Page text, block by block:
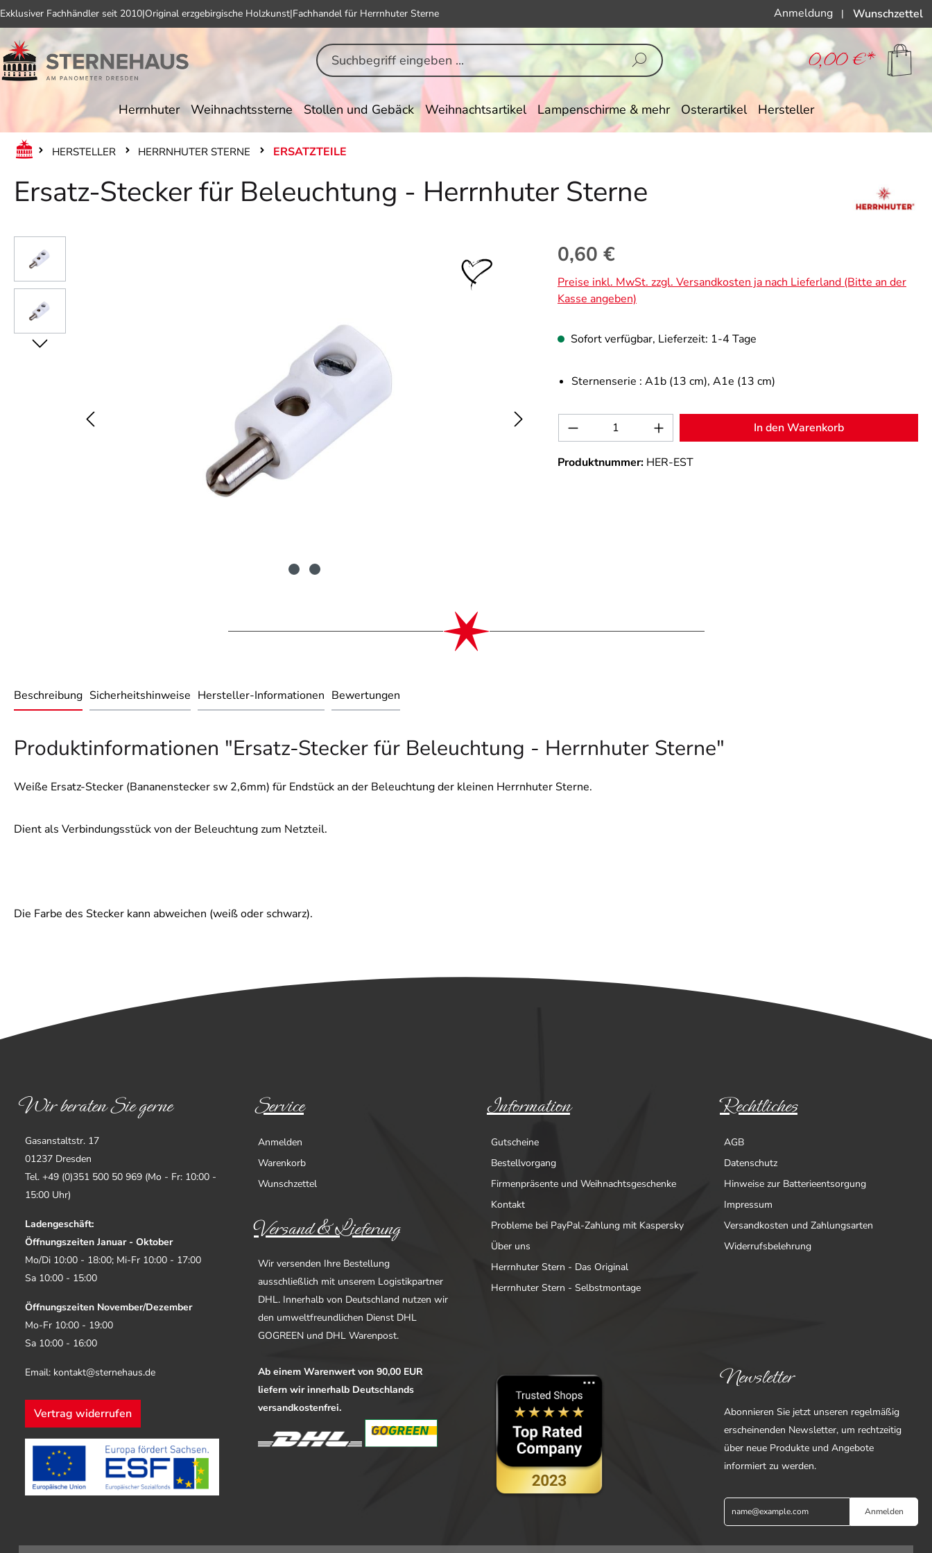
Hauptinhalt springen
Zur Suche springen
Zur Hauptnavigation springen
Exklusiver Fachhändler seit 2010|Original erzgebirgische Holzkunst|Fachhandel für Herrnhuter Sterne Anmeldung | Wunschzettel
0,00 €*
Herrnhuter Weihnachtssterne Stollen und Gebäck Weihnachtsartikel Lampenschirme & mehr Osterartikel Hersteller
HERSTELLER HERRNHUTER STERNE ERSATZTEILE
Ersatz-Stecker für Beleuchtung - Herrnhuter Sterne
Regulärer Preis:
0,60 €
Preise inkl. MwSt. zzgl. Versandkosten ja nach Lieferland (Bitte an der
Kasse angeben)
Sofort verfügbar, Lieferzeit: 1-4 Tage
Sternenserie : A1b (13 cm), A1e (13 cm)
Produkt Anzahl: Gib den gewünschten Wert ein
In den Warenkorb
Produktnummer: HER-EST
Beschreibung Sicherheitshinweise Hersteller-Informationen Bewertungen
Produktinformationen "Ersatz-Stecker für Beleuchtung - Herrnhuter Sterne"
Weiße Ersatz-Stecker (Bananenstecker sw 2,6mm) für Endstück an der Beleuchtung der kleinen Herrnhuter Sterne.
Dient als Verbindungsstück von der Beleuchtung zum Netzteil.
Die Farbe des Stecker kann abweichen (weiß oder schwarz).
Wir beraten Sie gerne
Gasanstaltstr. 17
01237 Dresden
Tel. +49 (0)351 500 50 969 (Mo - Fr: 10:00 -
15:00 Uhr)
Ladengeschäft:
Öffnungszeiten Januar - Oktober
Mo/Di 10:00 - 18:00; Mi-Fr 10:00 - 17:00
Sa 10:00 - 15:00
Öffnungszeiten November/Dezember
Mo-Fr 10:00 - 19:00
Sa 10:00 - 16:00
Email: kontakt@sternehaus.de
Vertrag widerrufen
Service
Anmelden
Warenkorb
Wunschzettel
Information
Gutscheine
Bestellvorgang
Firmenpräsente und Weihnachtsgeschenke
Kontakt
Probleme bei PayPal-Zahlung mit Kaspersky
Über uns
Herrnhuter Stern - Das Original
Herrnhuter Stern - Selbstmontage
Rechtliches
AGB
Datenschutz
Hinweise zur Batterieentsorgung
Impressum
Versandkosten und Zahlungsarten
Widerrufsbelehrung
Versand & Lieferung
Wir versenden Ihre Bestellung
ausschließlich mit unserem Logistikpartner
DHL. Innerhalb von Deutschland nutzen wir
den umweltfreundlichen Dienst DHL
GOGREEN und DHL Warenpost.
Ab einem Warenwert von 90,00 EUR
liefern wir innerhalb Deutschlands
versandkostenfrei.
Newsletter
Abonnieren Sie jetzt unseren regelmäßig
erscheinenden Newsletter, um rechtzeitig
über neue Produkte und Angebote
informiert zu werden.
Anmelden